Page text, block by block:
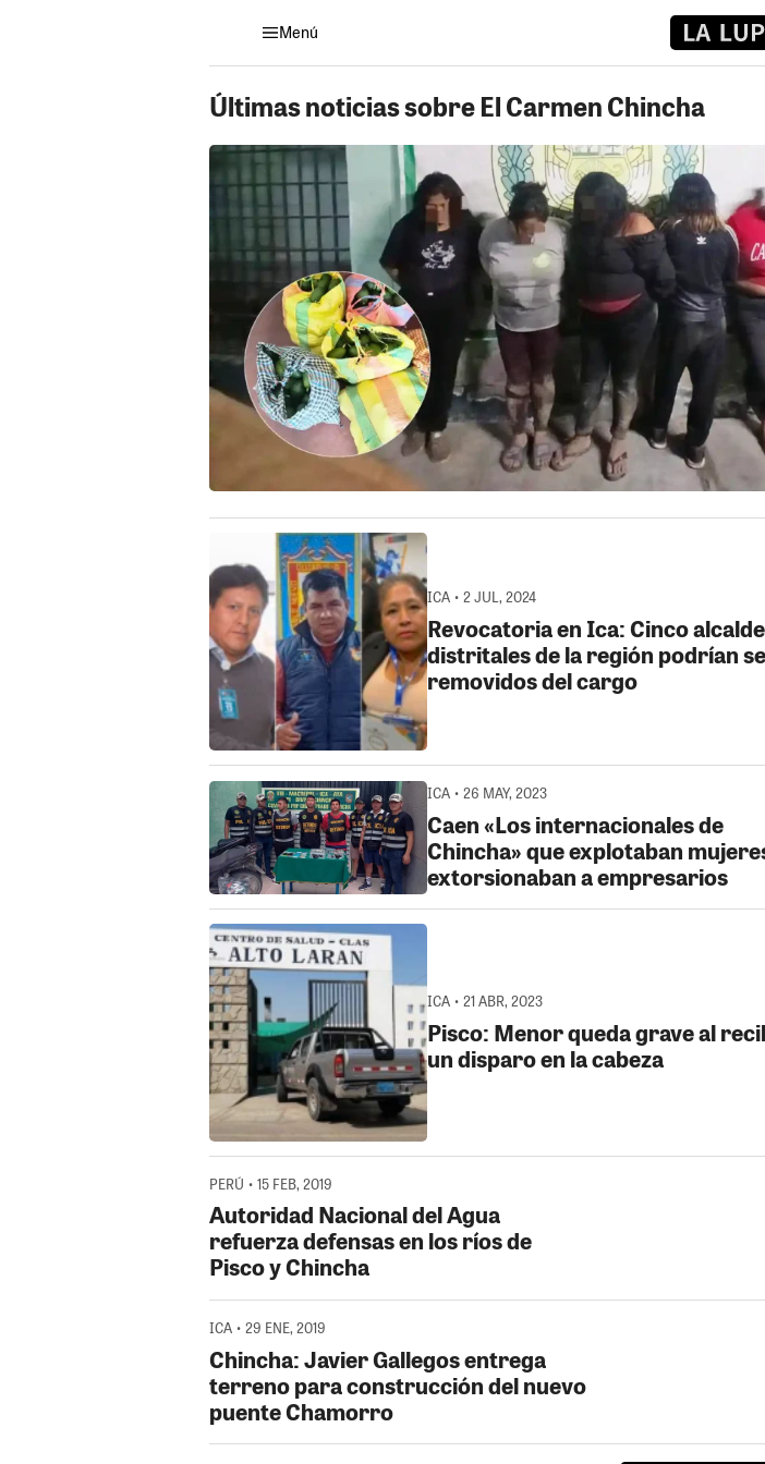
Menú
Últimas noticias sobre El Carmen Chincha
ICA • 2 JUL, 2024
Revocatoria en Ica: Cinco
distritales de la región podrían
removidos del cargo
ICA • 26 MAY, 2023
Caen «Los internacionales de
Chincha» que explotaban
extorsionaban a empresarios
ICA • 21 ABR, 2023
Pisco: Menor queda grave al
un disparo en la cabeza
PERÚ • 15 FEB, 2019
Autoridad Nacional del Agua
refuerza defensas en los ríos de
Pisco y Chincha
ICA • 29 ENE, 2019
Chincha: Javier Gallegos entrega
terreno para construcción del nuevo
puente Chamorro